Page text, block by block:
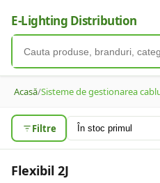
E-Lighting Distribution
Acasă/Sisteme de gestionarea
Filtre
Flexibil 2J